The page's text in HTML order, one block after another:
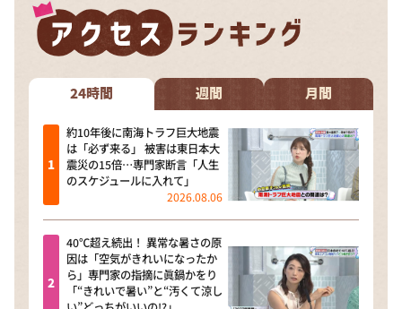
24時間 週間 月間
約10年後に南海トラフ巨大地震
は「必ず来る」 被害は東日本大
震災の15倍…専門家断言「人生
のスケジュールに入れて」
2026.08.06
40℃超え続出！ 異常な暑さの原
因は「空気がきれいになったか
ら」専門家の指摘に眞鍋かをり
「“きれいで暑い”と“汚くて涼し